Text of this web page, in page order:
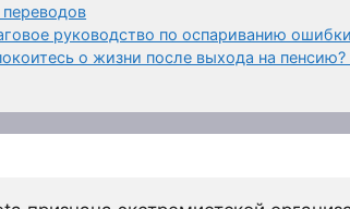
руководство по оспариванию
о жизни после выхода на